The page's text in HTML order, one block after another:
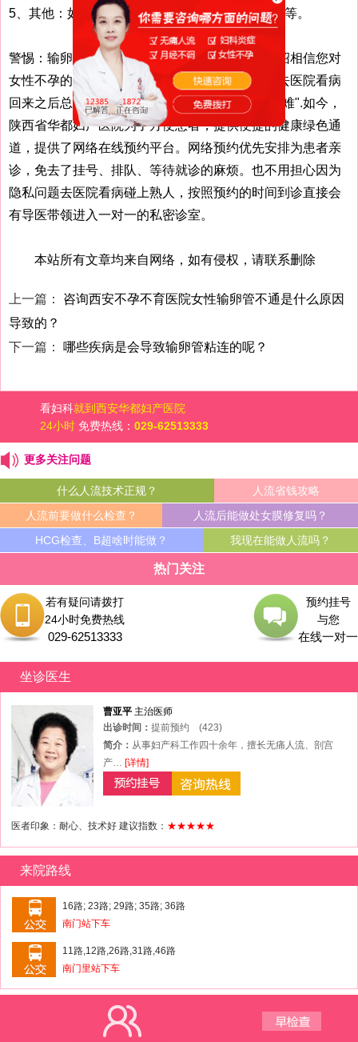
5、其他：如性交疼痛、白带增多、胃肠道障碍等等。
警惕：输卵管积液导致女性不孕？通过上面的介绍相信您对
女性不孕的原因又多了一点了解。以往很多女性去医院看病
回来之后总有一个共同的感受："挂号难，排队更难".如今，
陕西省华都妇产医院为了方便患者，提供便捷的健康绿色通
道，提供了网络在线预约平台。网络预约优先安排为患者亲
诊，免去了挂号、排队、等待就诊的麻烦。也不用担心因为
隐私问题去医院看病碰上熟人，按照预约的时间到诊直接会
有导医带领进入一对一的私密诊室。
本站所有文章均来自网络，如有侵权，请联系删除
上一篇： 咨询西安不孕不育医院女性输卵管不通是什么原因
导致的？
下一篇： 哪些疾病是会导致输卵管粘连的呢？
看妇科就到西安华都妇产医院
24小时 免费热线： 029-62513333
更多关注问题
什么人流技术正规？
人流省钱攻略
人流前要做什么检查？
人流后能做处女膜修复吗？
HCG检查、B超啥时能做？
我现在能做人流吗？
热门关注
若有疑问请拨打
24小时免费热线
029-62513333
预约挂号
与您
在线一对一
坐诊医生
曹亚平 主治医师
出诊时间： 提前预约
(423)
简介： 从事妇产科工作四十余年，擅长无痛人流、剖宫
产… [详情]
医者印象：耐心、技术好 建议指数： ★★★★★
来院路线
16路; 23路; 29路; 35路; 36路
南门站下车
11路,12路,26路,31路,46路
南门里站下车